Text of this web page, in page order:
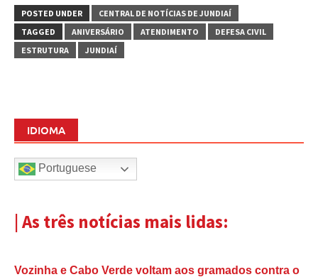
POSTED UNDER
CENTRAL DE NOTÍCIAS DE JUNDIAÍ
TAGGED
ANIVERSÁRIO ATENDIMENTO
DEFESA CIVIL
ESTRUTURA
JUNDIAÍ
IDIOMA
Portuguese
| As três notícias mais lidas:
Vozinha e Cabo Verde voltam aos gramados contra o